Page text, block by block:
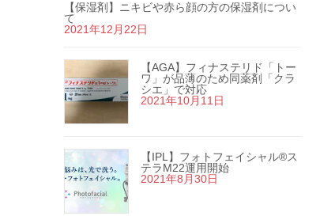
【保湿剤】ニキビや赤ら顔の方の保湿剤につい
て
2021年12月22日
【AGA】フィナステリド「トー
ワ」が品薄のため同薬剤「クラ
シエ」で対応
2021年10月11日
【IPL】フォトフェイシャル®ス
テラM22運用開始
2021年8月30日